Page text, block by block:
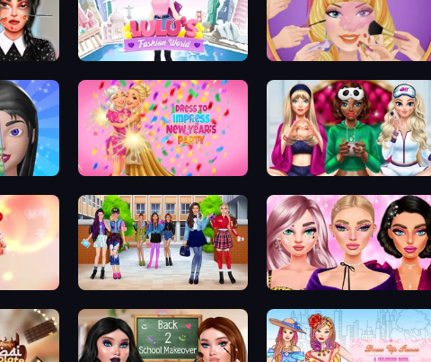
Lulu's Fashion World Extreme Makeover
Dress To Impress: New Year's Party BFFs Luxury Loungewear
High School BFFs: Girls Team New Year Makeup Trends